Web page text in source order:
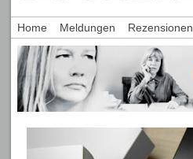
Home Meldungen Rezensionen